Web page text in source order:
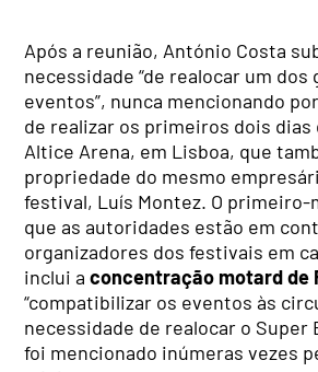
Após a reunião, António Costa
necessidade “de realocar um dos
eventos”, nunca mencionando
de realizar os primeiros dois dias
Altice Arena, em Lisboa, que
propriedade do mesmo
festival, Luís Montez. O
que as autoridades estão em
organizadores dos festivais em
inclui aconcentração motard de
“compatibilizar os eventos às
necessidade de realocar o Super
foi mencionado inúmeras vezes